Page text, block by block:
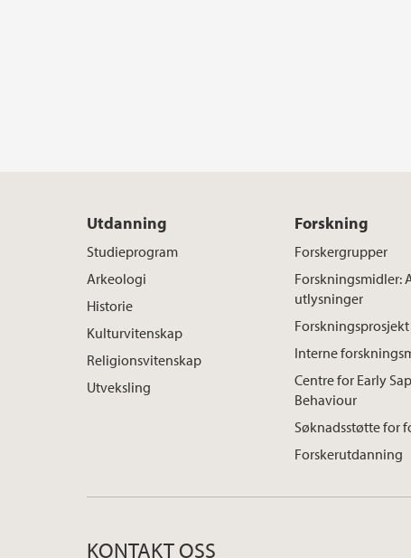
Utdanning
Studieprogram
Arkeologi
Historie
Kulturvitenskap
Religionsvitenskap
Utveksling
Forskning
Forskergrupper
Forskningsmidler:
utlysninger
Forskningsprosjekt
Interne
Centre for Early
Behaviour
Søknadsstøtte for
Forskerutdanning
KONTAKT OSS